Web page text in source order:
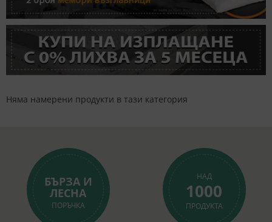
Няма намерени продукти в тази категория
БЪРЗА И
ЛЕСНА
ПОРЪЧКА
НАД
1000
ПРОДУКТА